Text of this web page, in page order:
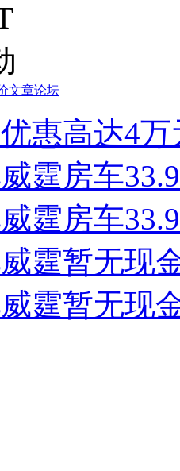
文章论坛
惠高达4
霆房车
霆房车
霆暂无现
霆暂无现